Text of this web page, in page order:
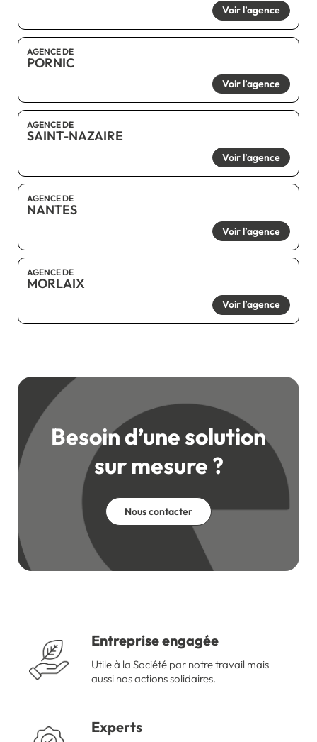
Voir l’agence
AGENCE DE
PORNIC
Voir l’agence
AGENCE DE
SAINT-NAZAIRE
Voir l’agence
AGENCE DE
NANTES
Voir l’agence
AGENCE DE
MORLAIX
Voir l’agence
Besoin d’une solution
sur mesure ?
Nous contacter
Entreprise engagée
Utile à la Société par notre travail mais
aussi nos actions solidaires.
Experts